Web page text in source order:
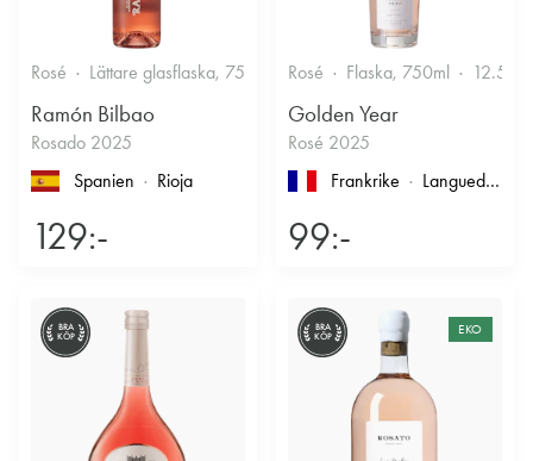
Rosé Lättare glasflaska, 750ml 12.5% Fruktigt & Smakrikt
Ramón Bilbao
Rosado 2025
Spanien
Rioja
129:-
Rosé Flaska, 750ml 12.5%
Golden Year
Rosé 2025
Frankrike
Languedoc-Roussillon
99:-
BRA
KÖP
BRA
KÖP
EKO